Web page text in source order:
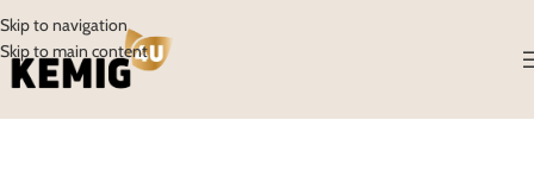
Skip to navigation
Skip to main content